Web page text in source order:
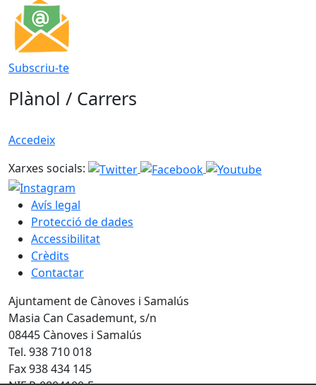
Subscriu-te
Plànol / Carrers
Accedeix
Xarxes socials:
Avís legal
Protecció de dades
Accessibilitat
Crèdits
Contactar
Ajuntament de Cànoves i Samalús
Masia Can Casademunt, s/n
08445 Cànoves i Samalús
Tel. 938 710 018
Fax 938 434 145